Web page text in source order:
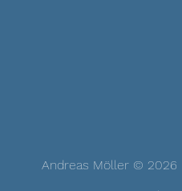
Andreas Möller © 2026